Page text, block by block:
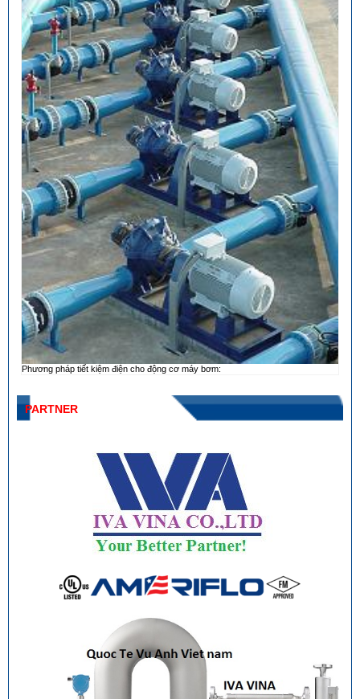
Phương pháp tiết kiệm điện cho động cơ máy bơm:
PARTNER